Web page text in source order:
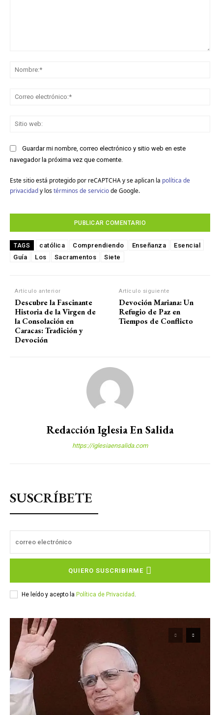
Guardar mi nombre, correo electrónico y sitio web en este
navegador la próxima vez que comente.
Este sitio está protegido por reCAPTCHA y se aplican la política de
privacidady los términos de serviciode Google.
TAGS católica Comprendiendo Enseñanza
Esencial
Guía
Los Sacramentos Siete
Artículo anterior
Descubre la Fascinante
Historia de la Virgen de
la Consolación en
Caracas: Tradición y
Devoción
Artículo siguiente
Devoción Mariana: Un
Refugio de Paz en
Tiempos de Conflicto
Redacción Iglesia En Salida
https://iglesiaensalida.com
SUSCRÍBETE
QUIERO SUSCRIBIRME
He leído y acepto la Política de Privacidad